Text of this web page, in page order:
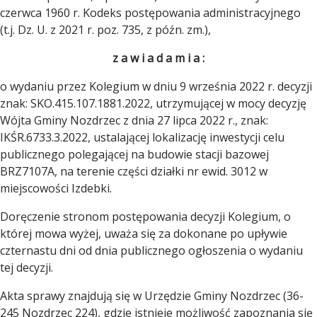
czerwca 1960 r. Kodeks postępowania administracyjnego
(t.j. Dz. U. z 2021 r. poz. 735, z późn. zm.),
z a w i a d a m i a :
o wydaniu przez Kolegium w dniu 9 września 2022 r. decyzji
znak: SKO.415.107.1881.2022, utrzymującej w mocy decyzję
Wójta Gminy Nozdrzec z dnia 27 lipca 2022 r., znak:
IKŚR.6733.3.2022, ustalającej lokalizację inwestycji celu
publicznego polegającej na budowie stacji bazowej
BRZ7107A, na terenie części działki nr ewid. 3012 w
miejscowości Izdebki.
Doręczenie stronom postępowania decyzji Kolegium, o
której mowa wyżej, uważa się za dokonane po upływie
czternastu dni od dnia publicznego ogłoszenia o wydaniu
tej decyzji.
Akta sprawy znajdują się w Urzędzie Gminy Nozdrzec (36-
245 Nozdrzec 224), gdzie istnieje możliwość zapoznania się